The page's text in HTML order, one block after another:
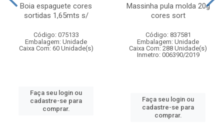
Boia espaguete cores
sortidas 1,65mts s/
Código: 075133
Embalagem: Unidade
Caixa Com: 60 Unidade(s)
Faça seu login ou
cadastre-se para
comprar.
Massinha pula molda 20g
cores sort
Código: 837581
Embalagem: Unidade
Caixa Com: 288 Unidade(s)
Inmetro: 006390/2019
Faça seu login ou
cadastre-se para
comprar.